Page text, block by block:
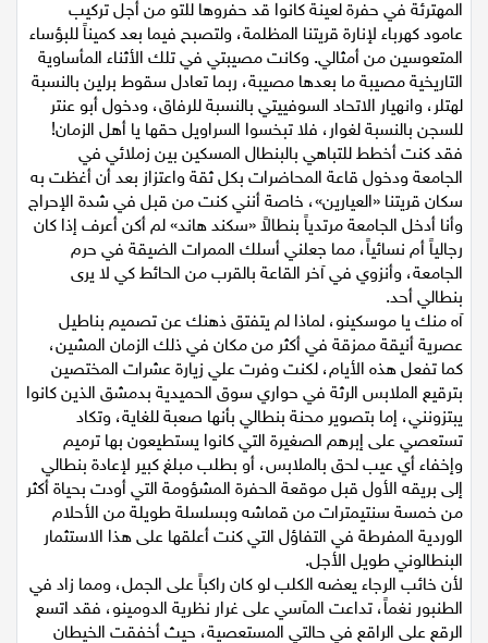
وأنا عائد برفقة صديقي ناصر من العرس ليلاً بعد سقوط دراجتنا
المهترئة في حفرة لعينة كانوا قد حفروها للتو من أجل تركيب
عامود كهرباء لإنارة قريتنا المظلمة، ولتصبح فيما بعد كميناً للبؤساء
المتعوسين من أمثالي. وكانت مصيبتي في تلك الأثناء المأساوية
التاريخية مصيبة ما بعدها مصيبة، ربما تعادل سقوط برلين بالنسبة
لهتلر، وانهيار الاتحاد السوفييتي بالنسبة للرفاق، ودخول أبو عنتر
للسجن بالنسبة لغوار، فلا تبخسوا السراويل حقها يا أهل الزمان!
فقد كنت أخطط للتباهي بالبنطال المسكين بين زملائي في
الجامعة ودخول قاعة المحاضرات بكل ثقة واعتزاز بعد أن أغظت به
سكان قريتنا «العيارين»، خاصة أنني كنت من قبل في شدة الإحراج
وأنا أدخل الجامعة مرتدياً بنطالاً «سكند هاند» لم أكن أعرف إذا كان
رجالياً أم نسائياً، مما جعلني أسلك الممرات الضيقة في حرم
الجامعة، وأنزوي في آخر القاعة بالقرب من الحائط كي لا يرى
بنطالي أحد.
آه منك يا موسكينو، لماذا لم يتفتق ذهنك عن تصميم بناطيل
عصرية أنيقة ممزقة في أكثر من مكان في ذلك الزمان المشين،
كما تفعل هذه الأيام، لكنت وفرت علي زيارة عشرات المختصين
بترقيع الملابس الرثة في حواري سوق الحميدية بدمشق الذين كانوا
يبتزونني، إما بتصوير محنة بنطالي بأنها صعبة للغاية، وتكاد
تستعصي على إبرهم الصغيرة التي كانوا يستطيعون بها ترميم
وإخفاء أي عيب لحق بالملابس، أو بطلب مبلغ كبير لإعادة بنطالي
إلى بريقه الأول قبل موقعة الحفرة المشؤومة التي أودت بحياة أكثر
من خمسة سنتيمترات من قماشه وبسلسلة طويلة من الأحلام
الوردية المفرطة في التفاؤل التي كنت أعلقها على هذا الاستثمار
البنطالوني طويل الأجل.
لأن خائب الرجاء يعضه الكلب لو كان راكباً على الجمل، ومما زاد في
الطنبور نغماً، تداعت المآسي على غرار نظرية الدومينو، فقد اتسع